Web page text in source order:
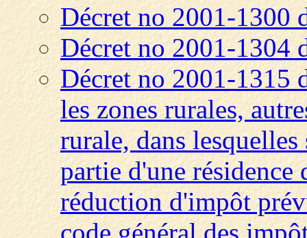
Décret no 2001-1300
Décret no 2001-1304
Décret no 2001-1315
les zones rurales,
rurale, dans
partie d'une
réduction d'impôt